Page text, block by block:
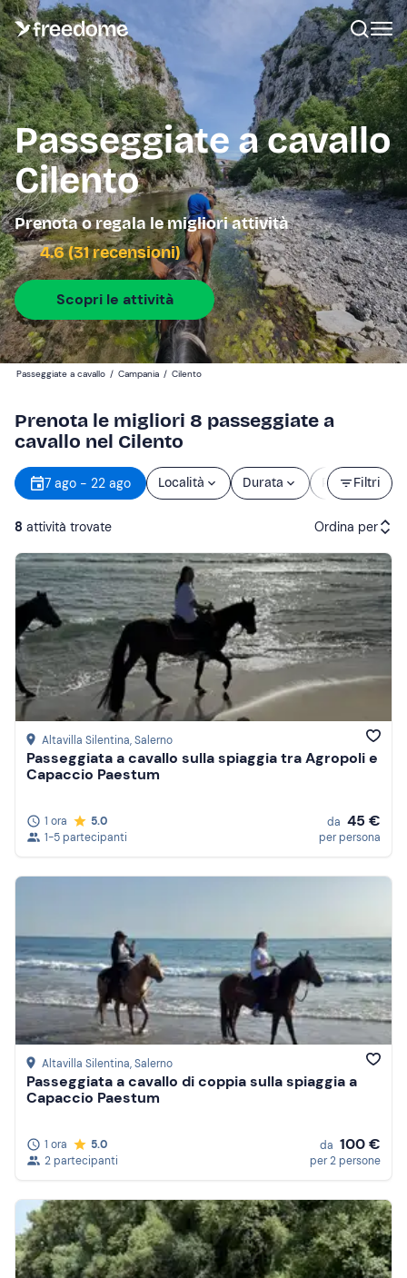
Passeggiate a cavallo
Cilento
Prenota o regala le migliori attività
4.6 (31 recensioni)
Scopri le attività
Passeggiate a cavallo / Campania / Cilento
Prenota le migliori 8 passeggiate a
cavallo nel Cilento
Filtri
7 ago - 22 ago Località Durata Prezzo
8 attività trovate Ordina per
Attività consigliate
Prezzo (crescente)
Prezzo (decrescente)
Recensioni
Altavilla Silentina, Salerno
Passeggiata a cavallo sulla spiaggia tra Agropoli e
Capaccio Paestum
1 ora
5.0
1-5 partecipanti
da 45 €
per persona
Altavilla Silentina, Salerno
Passeggiata a cavallo di coppia sulla spiaggia a
Capaccio Paestum
1 ora
5.0
2 partecipanti
da 100 €
per 2 persone